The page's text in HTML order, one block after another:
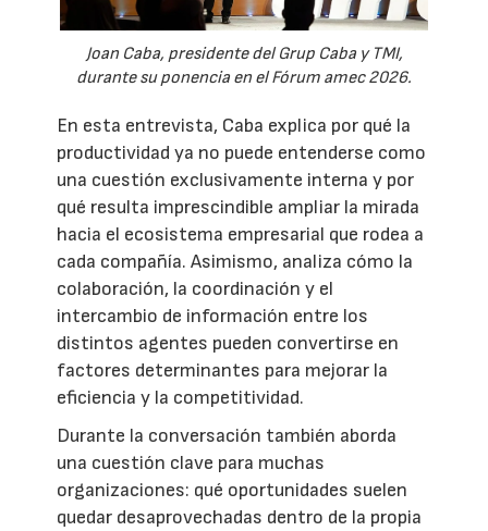
Joan Caba, presidente del Grup Caba y TMI,
durante su ponencia en el Fórum amec 2026.
En esta entrevista, Caba explica por qué la
productividad ya no puede entenderse como
una cuestión exclusivamente interna y por
qué resulta imprescindible ampliar la mirada
hacia el ecosistema empresarial que rodea a
cada compañía. Asimismo, analiza cómo la
colaboración, la coordinación y el
intercambio de información entre los
distintos agentes pueden convertirse en
factores determinantes para mejorar la
eficiencia y la competitividad.
Durante la conversación también aborda
una cuestión clave para muchas
organizaciones: qué oportunidades suelen
quedar desaprovechadas dentro de la propia